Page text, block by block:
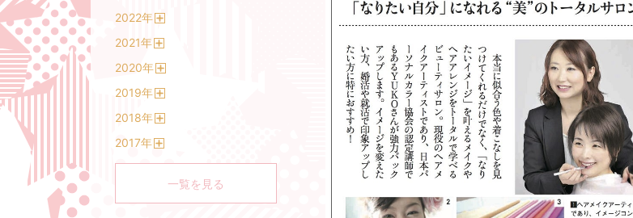
2022年
2021年
2020年
2019年
2018年
2017年
一覧を見る